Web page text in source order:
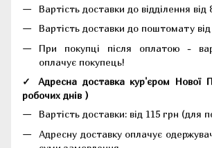
Вартість доставки до відділення від
Вартість доставки до поштомату від
При покупці після оплатою -
оплачує покупець!
✓ Адресна доставка кур'єром Нової
робочих днів )
Вартість доставки: від 115 грн (для
Адресну доставку оплачує